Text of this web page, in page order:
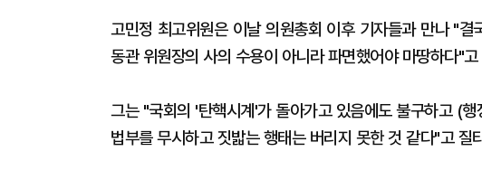
고민정 최고위원은 이날 의원총회 이후 기자들과 만나 "
동관 위원장의 사의 수용이 아니라 파면했어야 마땅하다"
그는 "국회의 '탄핵시계'가 돌아가고 있음에도 불구하고 (
법부를 무시하고 짓밟는 행태는 버리지 못한 것 같다"고 질